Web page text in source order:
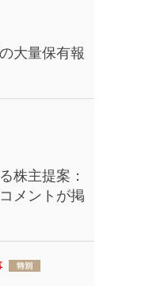
大量保有報
株主提案：
メントが掲